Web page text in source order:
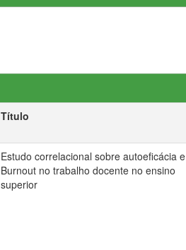
Título
Estudo correlacional sobre autoeficácia e
Burnout no trabalho docente no ensino
superior